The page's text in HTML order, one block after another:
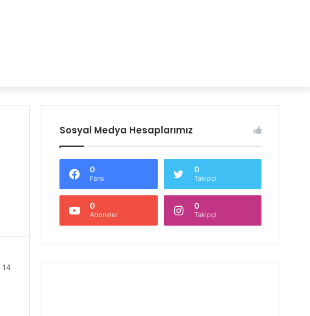
14
Sosyal Medya Hesaplarımız
0
Fans
0
Takipçi
0
Aboneler
0
Takipçi